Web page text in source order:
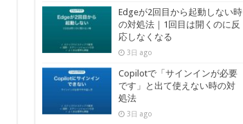
Edgeが2回目から起動しない時
の対処法｜1回目は開くのに反
応しなくなる
3日 ago
Copilotで「サインインが必要
です」と出て使えない時の対
処法
3日 ago